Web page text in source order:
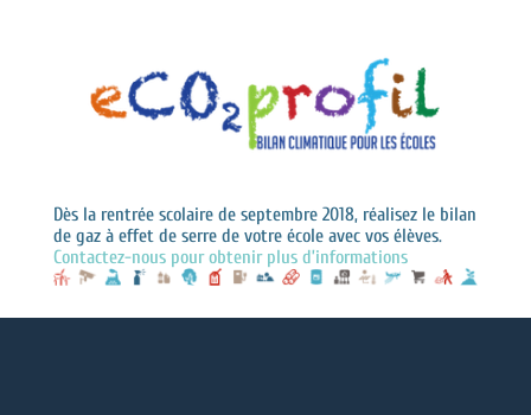
Dès la rentrée scolaire de septembre 2018, réalisez le bilan
de gaz à effet de serre de votre école avec vos élèves.
Contactez-nous pour obtenir plus d’informations